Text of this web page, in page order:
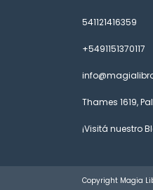
541121416359
+5491151370117
Thames 1619,
¡Visitá nuestro
Copyright Magia